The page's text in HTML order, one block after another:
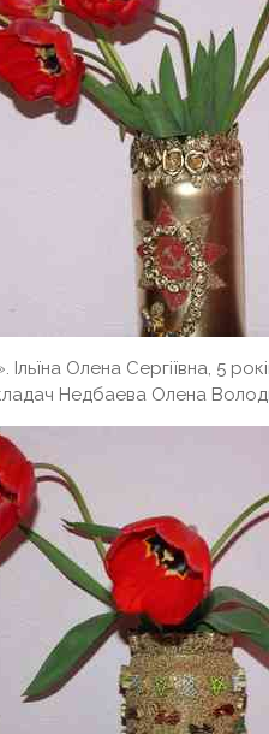
Олена Сергіївна, 5
Недбаева Олена